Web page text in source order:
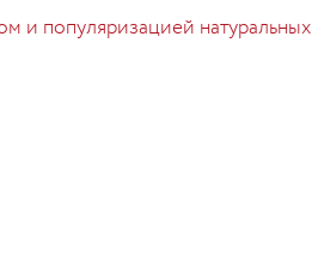
и популяризацией натуральных